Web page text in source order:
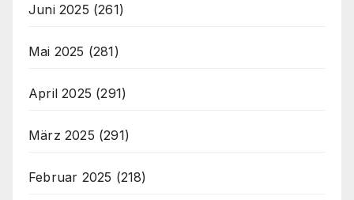
Juni 2025 (261)
Mai 2025 (281)
April 2025 (291)
März 2025 (291)
Februar 2025 (218)